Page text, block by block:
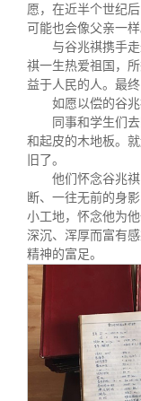
愿，在近半个世纪
可能也会像父亲一样
与谷兆祺携手
祺一生热爱祖国，
益于人民的人。最
如愿以偿的谷
同事和学生们
和起皮的木地板。
旧了。
他们怀念谷兆
断、一往无前的身
小工地，怀念他为
深沉、浑厚而富有
精神的富足。